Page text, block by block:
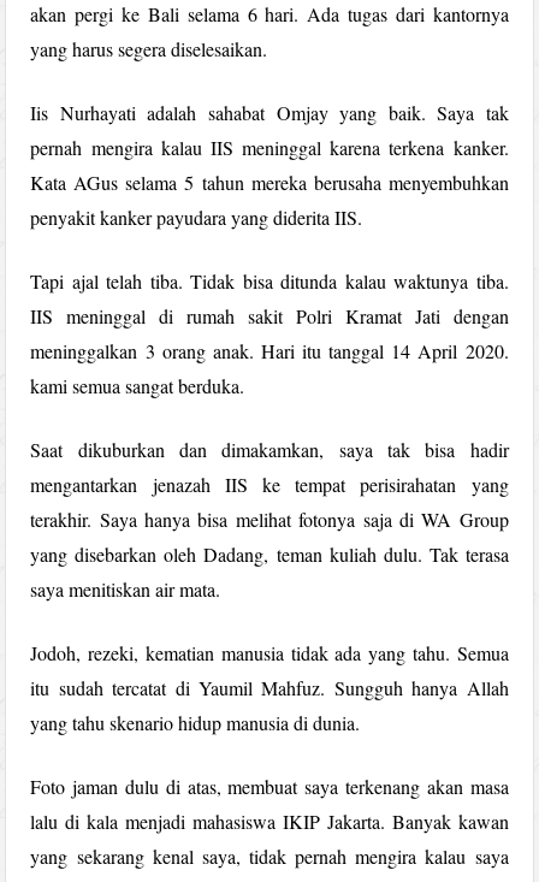
akan pergi ke Bali selama 6 hari. Ada tugas dari kantornya
yang harus segera diselesaikan.
Iis Nurhayati adalah sahabat Omjay yang baik. Saya tak
pernah mengira kalau IIS meninggal karena terkena kanker.
Kata AGus selama 5 tahun mereka berusaha menyembuhkan
penyakit kanker payudara yang diderita IIS.
Tapi ajal telah tiba. Tidak bisa ditunda kalau waktunya tiba.
IIS meninggal di rumah sakit Polri Kramat Jati dengan
meninggalkan 3 orang anak. Hari itu tanggal 14 April 2020.
kami semua sangat berduka.
Saat dikuburkan dan dimakamkan, saya tak bisa hadir
mengantarkan jenazah IIS ke tempat perisirahatan yang
terakhir. Saya hanya bisa melihat fotonya saja di WA Group
yang disebarkan oleh Dadang, teman kuliah dulu. Tak terasa
saya menitiskan air mata.
Jodoh, rezeki, kematian manusia tidak ada yang tahu. Semua
itu sudah tercatat di Yaumil Mahfuz. Sungguh hanya Allah
yang tahu skenario hidup manusia di dunia.
Foto jaman dulu di atas, membuat saya terkenang akan masa
lalu di kala menjadi mahasiswa IKIP Jakarta. Banyak kawan
yang sekarang kenal saya, tidak pernah mengira kalau saya